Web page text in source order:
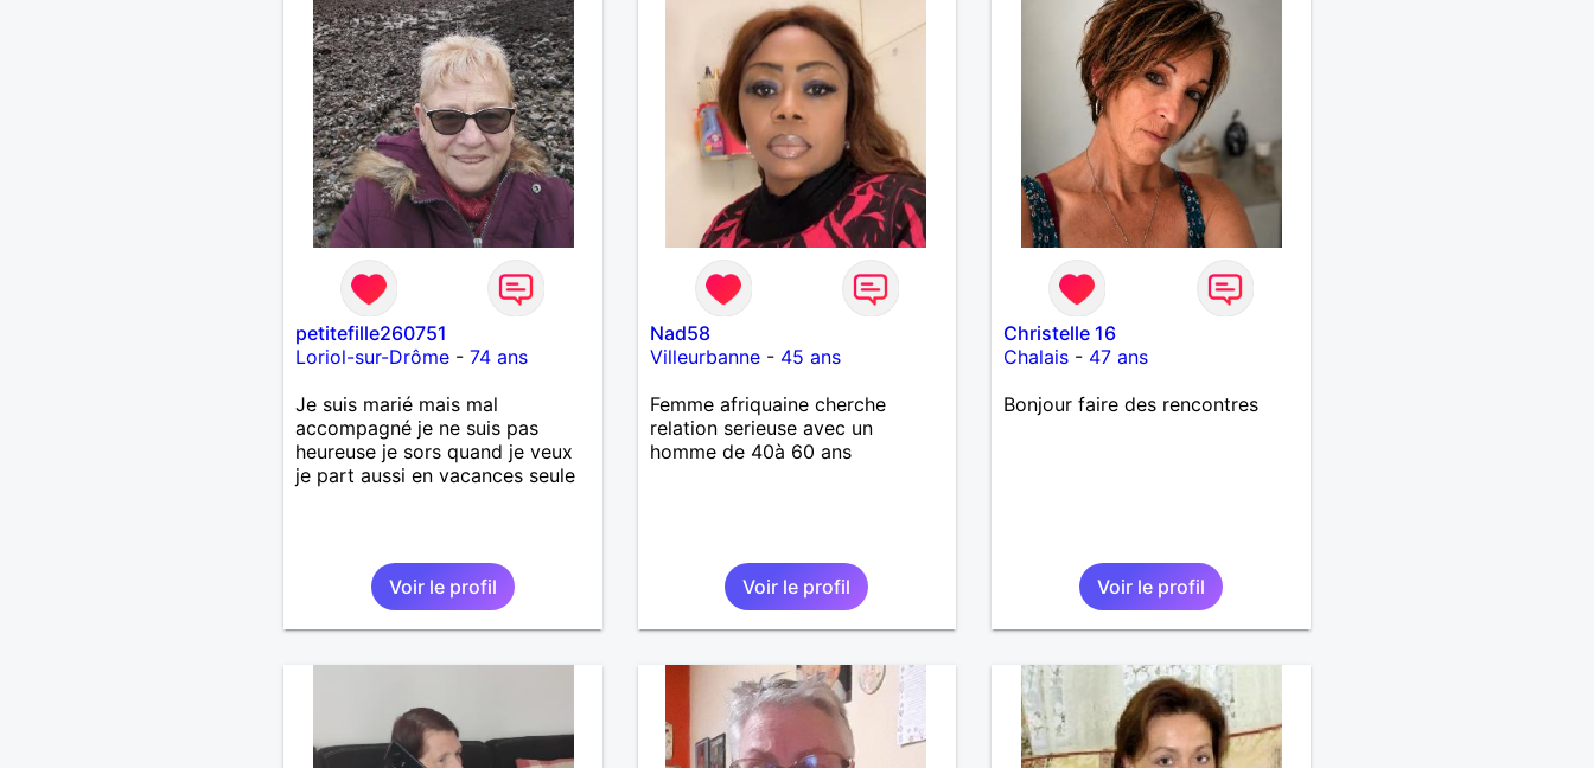
petitefille260751
Loriol-sur-Drôme- 74 ans
Je suis marié mais mal
accompagné je ne suis pas
heureuse je sors quand je veux
je part aussi en vacances seule
Voir le profil
Nad58
Villeurbanne- 45 ans
Femme afriquaine cherche
relation serieuse avec un
homme de 40à 60 ans
Voir le profil
Christelle 16
Chalais - 47 ans
Bonjour faire des rencontres
Voir le profil